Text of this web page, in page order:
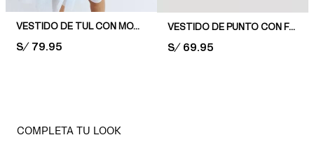
VESTIDO DE TUL CON MOTIVO DECORATIVO
PRICE:
S/ 79.95
VESTIDO DE PUNTO CON FALDA DE TUL
PRICE:
S/ 69.95
COMPLETA TU LOOK